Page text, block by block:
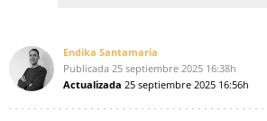
Endika Santamaria
Publicada 25 septiembre 2025 16:38h
Actualizada 25 septiembre 2025 16:56h